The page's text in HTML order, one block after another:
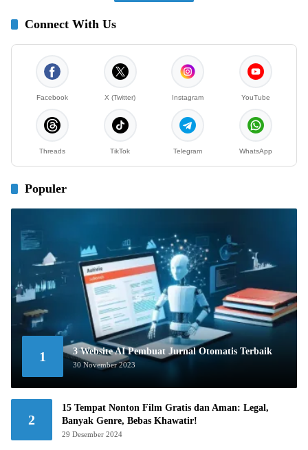
Connect With Us
Facebook X (Twitter) Instagram YouTube
Threads TikTok Telegram WhatsApp
Populer
1 3 Website AI Pembuat Jurnal Otomatis Terbaik
30 November 2023
2
15 Tempat Nonton Film Gratis dan Aman: Legal,
Banyak Genre, Bebas Khawatir!
29 Desember 2024